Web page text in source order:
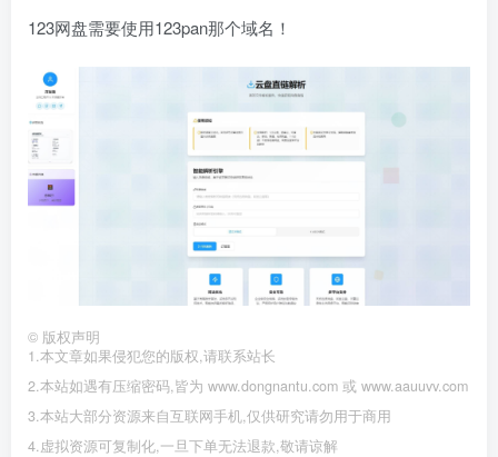
123网盘需要使用123pan那个域名！
© 版权声明
1.本文章如果侵犯您的版权,请联系站长
2.本站如遇有压缩密码,皆为 www.dongnantu.com 或 www.aauuvv.com
3.本站大部分资源来自互联网手机,仅供研究请勿用于商用
4.虚拟资源可复制化,一旦下单无法退款,敬请谅解